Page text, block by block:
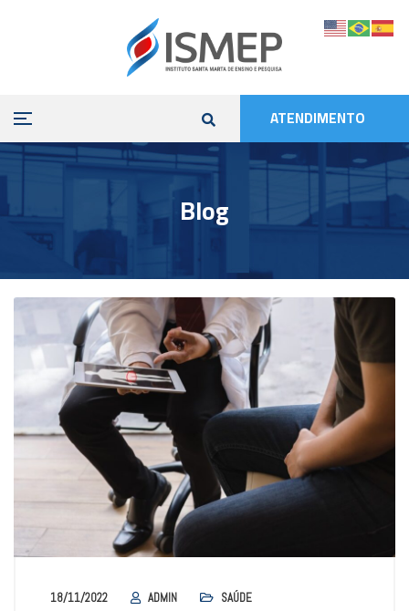
ATENDIMENTO
Blog
18/11/2022 ADMIN SAÚDE